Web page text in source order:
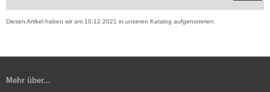
Diesen Artikel haben wir am 10.12.2021 in unseren Katalog aufgenommen.
Mehr über...